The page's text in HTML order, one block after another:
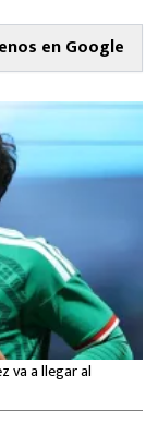
en Google
va a llegar al